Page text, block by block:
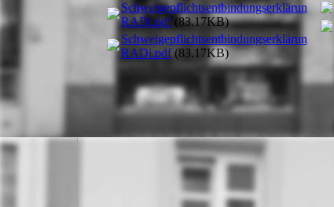
Schweigepflichtsentbindungserklärung
RADi.pdf(83.17KB)
Schweigepflichtsentbindungserklärung
RADi.pdf(83.17KB)